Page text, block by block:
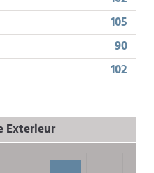
105
90
102
Exterieur